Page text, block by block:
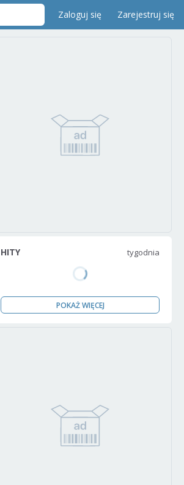
Zaloguj się Zarejestruj się
HITY tygodnia
POKAŻ WIĘCEJ